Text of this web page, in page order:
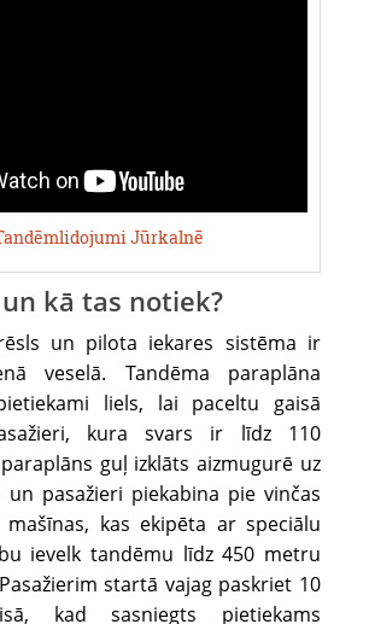
Jūrkalnē
kā tas notiek?
un pilota iekares sistēma ir
veselā. Tandēma paraplāna
liels, lai paceltu gaisā
kura svars ir līdz 110
guļ izklāts aizmugurē uz
un pasažieri piekabina pie vinčas
kas ekipēta ar speciālu
ievelk tandēmu līdz 450 metru
startā vajag paskriet 10
kad sasniegts pietiekams